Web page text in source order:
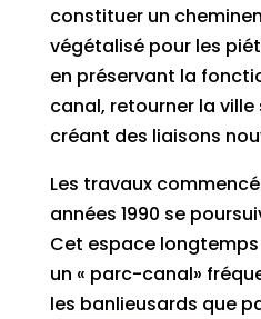
constituer un
végétalisé pour les
en préservant la
canal, retourner la ville
créant des liaisons
Les travaux
années 1990 se
Cet espace
un « parc-canal»
les banlieusards que